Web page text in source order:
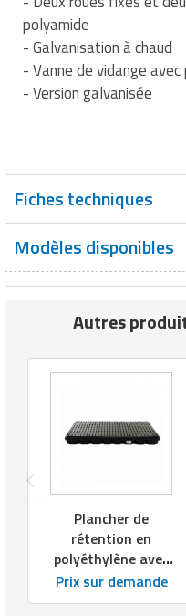
polyamide
- Galvanisation à chaud
- Vanne de vidange
- Version galvanisée
Fiches techniques
Fiche technique :
Modèles disponibles
Autres
Plancher de
rétention en
polyéthylène avec
caillebotis
antidérapant -
Prix sur demande